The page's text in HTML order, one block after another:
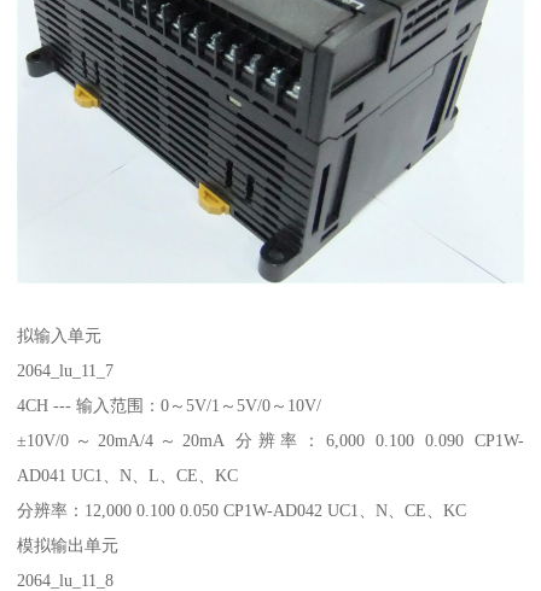
拟输入单元
2064_lu_11_7
4CH --- 输入范围：0～5V/1～5V/0～10V/
±10V/0～20mA/4～20mA 分辨率：6,000 0.100 0.090 CP1W-
AD041 UC1、N、L、CE、KC
分辨率：12,000 0.100 0.050 CP1W-AD042 UC1、N、CE、KC
模拟输出单元
2064_lu_11_8